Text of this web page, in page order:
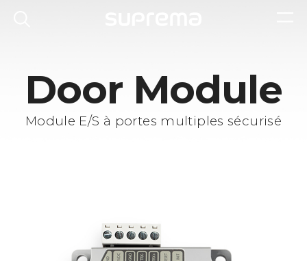
Door Module
Module E/S à portes multiples sécurisé